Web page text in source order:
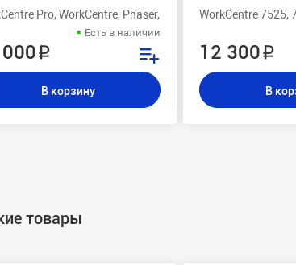
Pro, WorkCentre, Phaser, DocuColor 7345, 7335,
Есть в наличии
₽
В корзину
WorkCentre 7525,
12 300 ₽
В
товары